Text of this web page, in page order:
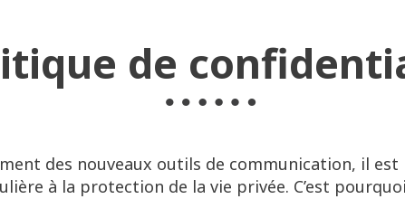
de
des nouveaux outils de communication, il
à la protection de la vie privée. C’est